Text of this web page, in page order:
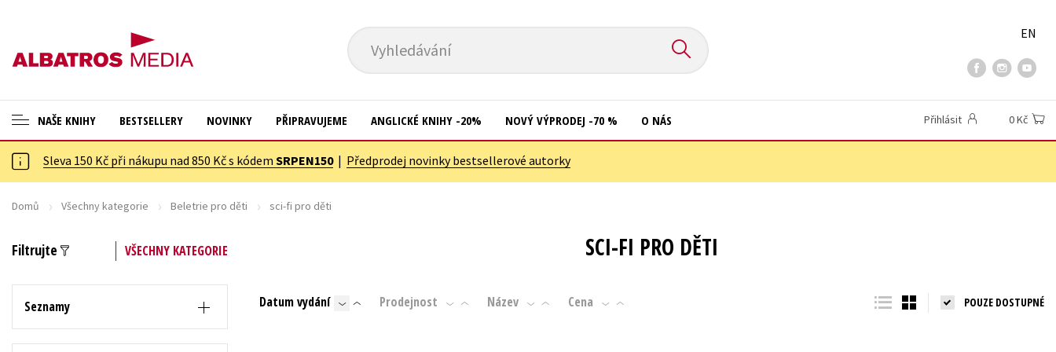
Vyhledávání
EN
NAŠE KNIHY
ANGLICKÉ KNIHY -20 %
NOVÝ VÝPRODEJ -70 %
ASTERIX S DÁRKEM
🎁DÁRKOVÉ PUBLIKACE
Cestování
Dárkové publikace
Digitální fotografie
Esoterika a duchovní svět
Počítače
Učebnice
BESTSELLERY NOVINKY PŘIPRAVUJEME ANGLICKÉ KNIHY -20% NOVÝ VÝPRODEJ -70 % O NÁS Přihlásit 0 Kč
Sleva 150 Kč při nákupu nad 850 Kč s kódem SRPEN150| Předprodej novinky bestsellerové autorky
Domů Všechny kategorie Beletrie pro děti sci-fi pro děti
VŠECHNY KATEGORIE
Filtrujte
Seznamy
SCI-FI PRO DĚTI
Datum vydání Prodejnost Název Cena POUZE DOSTUPNÉ